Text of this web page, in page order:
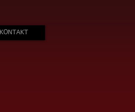
KONTAKT